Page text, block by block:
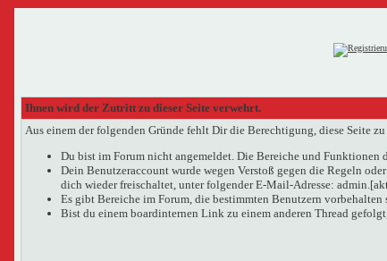
Ihnen wird der Zutritt zu dieser Seite verwehrt.
Aus einem der folgenden Gründe fehlt Dir die Berechtigung, diese Seite zu
Du bist im Forum nicht angemeldet. Die Bereiche und Funktionen
Dein Benutzeraccount wurde wegen Verstoß gegen die Regeln
dich wieder freischaltet, unter folgender E-Mail-Adresse:
Es gibt Bereiche im Forum, die bestimmten Benutzern
Bist du einem boardinternen Link zu einem anderen Thread